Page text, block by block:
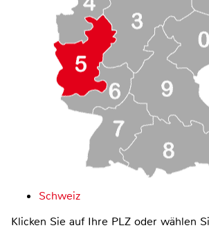
Schweiz
Klicken Sie auf Ihre PLZ oder wählen